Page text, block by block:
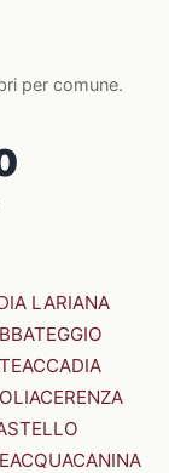
per comune.
LARIANA
ACCADIA
ACERENZA
ACQUACANINA